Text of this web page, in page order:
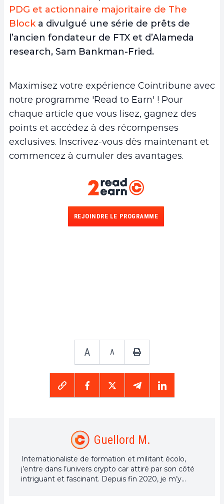
PDG et actionnaire majoritaire de The
Blocka divulgué une série de prêts de
l’ancien fondateur de FTX et d’Alameda
research, Sam Bankman-Fried.
Maximisez votre expérience Cointribune avec
notre programme 'Read to Earn' ! Pour
chaque article que vous lisez, gagnez des
points et accédez à des récompenses
exclusives. Inscrivez-vous dès maintenant et
commencez à cumuler des avantages.
REJOINDRE LE PROGRAMME
A A
Guellord M.
Internationaliste de formation et militant écolo,
j’entre dans l’univers crypto car attiré par son côté
intriguant et fascinant. Depuis fin 2020, je m’y